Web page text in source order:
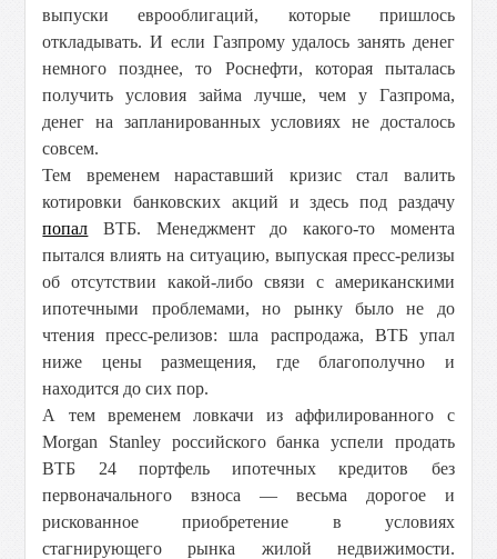
выпуски еврооблигаций, которые пришлось
откладывать. И если Газпрому удалось занять денег
немного позднее, то Роснефти, которая пыталась
получить условия займа лучше, чем у Газпрома,
денег на запланированных условиях не досталось
совсем.
Тем временем нараставший кризис стал валить
котировки банковских акций и здесь под раздачу
попал ВТБ. Менеджмент до какого-то момента
пытался влиять на ситуацию, выпуская пресс-релизы
об отсутствии какой-либо связи с американскими
ипотечными проблемами, но рынку было не до
чтения пресс-релизов: шла распродажа, ВТБ упал
ниже цены размещения, где благополучно и
находится до сих пор.
А тем временем ловкачи из аффилированного с
Morgan Stanley российского банка успели продать
ВТБ 24 портфель ипотечных кредитов без
первоначального взноса — весьма дорогое и
рискованное приобретение в условиях
стагнирующего рынка жилой недвижимости.